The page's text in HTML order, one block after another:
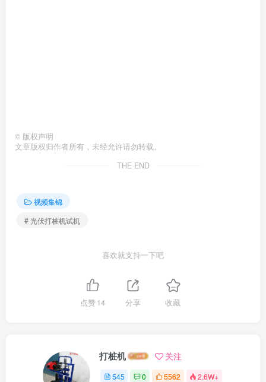
© 版权声明
文章版权归作者所有，未经允许请勿转载。
THE END
视频集锦
# 光伏打桩机试机
喜欢就支持一下吧
点赞14 分享 收藏
打桩机 关注
545 0 5562 2.6W+